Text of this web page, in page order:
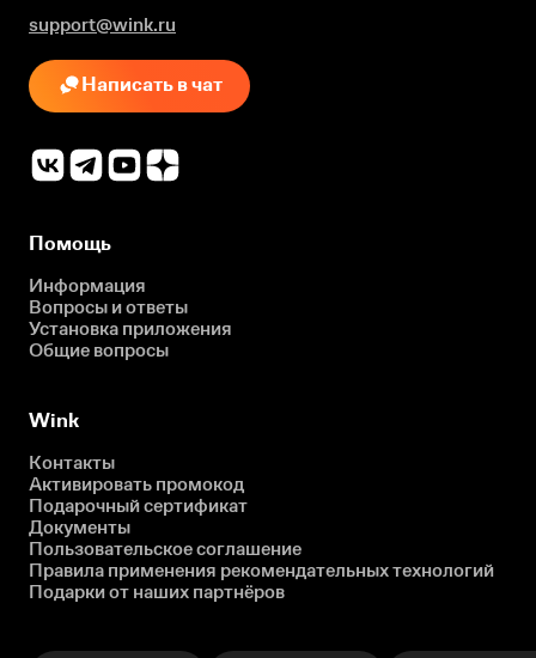
support@wink.ru
Написать в чат
Помощь
Информация
Вопросы и ответы
Установка приложения
Общие вопросы
Wink
Контакты
Активировать промокод
Подарочный сертификат
Документы
Пользовательское соглашение
Правила применения рекомендательных технологий
Подарки от наших партнёров